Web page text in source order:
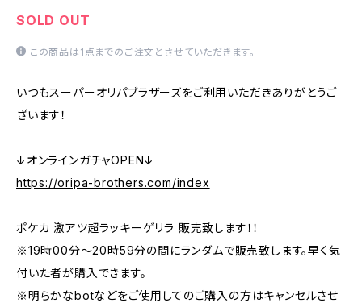
SOLD OUT
この商品は1点までのご注文とさせていただきます。
いつもスーパーオリパブラザーズをご利用いただきありがとうご
ざいます！
↓オンラインガチャOPEN↓
https://oripa-brothers.com/index
ポケカ 激アツ超ラッキーゲリラ 販売致します！！
※19時00分〜20時59分の間にランダムで販売致します。早く気
付いた者が購入できます。
※明らかなbotなどをご使用してのご購入の方はキャンセルさせ